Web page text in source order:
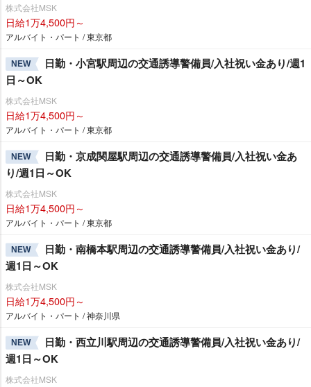
株式会社MSK
日給1万4,500円～
アルバイト・パート / 東京都
NEW
日勤・小宮駅周辺の交通誘導警備員/入社祝い金あり/週1
日～OK
株式会社MSK
日給1万4,500円～
アルバイト・パート / 東京都
NEW
日勤・京成関屋駅周辺の交通誘導警備員/入社祝い金あ
り/週1日～OK
株式会社MSK
日給1万4,500円～
アルバイト・パート / 東京都
NEW
日勤・南橋本駅周辺の交通誘導警備員/入社祝い金あり/
週1日～OK
株式会社MSK
日給1万4,500円～
アルバイト・パート / 神奈川県
NEW
日勤・西立川駅周辺の交通誘導警備員/入社祝い金あり/
週1日～OK
株式会社MSK